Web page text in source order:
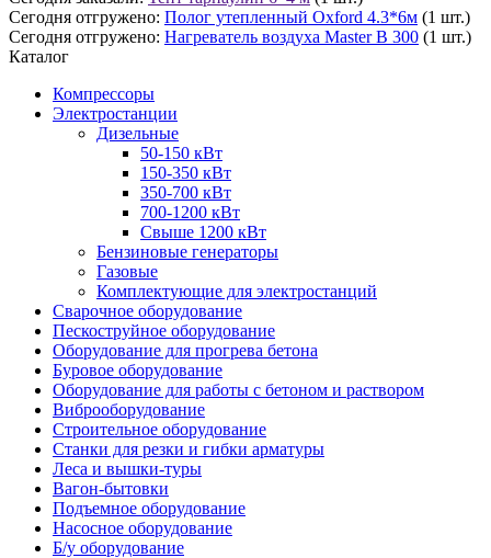
Сегодня отгружено: Полог утепленный Oxford 4.3*6м (1 шт.)
Сегодня отгружено: Нагреватель воздуха Master B 300 (1 шт.)
Каталог
Компрессоры
Электростанции
Дизельные
50-150 кВт
150-350 кВт
350-700 кВт
700-1200 кВт
Свыше 1200 кВт
Бензиновые генераторы
Газовые
Комплектующие для электростанций
Сварочное оборудование
Пескоструйное оборудование
Оборудование для прогрева бетона
Буровое оборудование
Оборудование для работы с бетоном и раствором
Виброоборудование
Строительное оборудование
Станки для резки и гибки арматуры
Леса и вышки-туры
Вагон-бытовки
Подъемное оборудование
Насосное оборудование
Б/у оборудование